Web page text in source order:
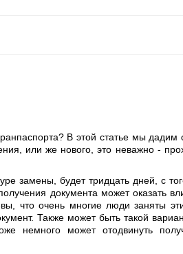
В этой статье мы дадим
или же нового, это неважно -
замены, будет тридцать дней, с
документа может оказать
что очень многие люди заняты
Также может быть такой
немного может отодвинуть